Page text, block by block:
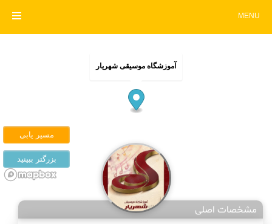
MENU
آموزشگاه موسیقی شهریار
مشخصات اصلی